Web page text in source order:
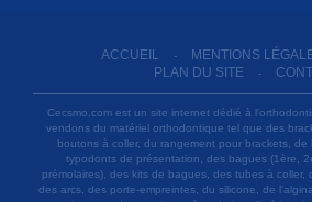
ACCUEIL - MENTIONS
PLAN DU SITE -
Cecsmo.com est un site internet dédié à
vendons du matériel orthodontique tel que des
boutons à coller, du rangement pour brackets,
typodonts de présentation, des bagues (1ère,
prémolaires), des kits de bagues, des tubes à coller,
des arcs, des porte-empreintes, du silicone, de